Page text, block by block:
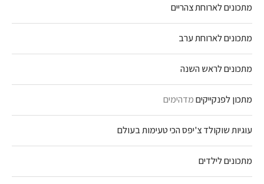
מתכונים לארוחת צהריים
מתכונים לארוחת ערב
מתכונים לראש השנה
מתכון לפנקייקיםמדהימים
עוגיות שוקולד צ'יפס הכי טעימות בעולם
מתכונים לילדים